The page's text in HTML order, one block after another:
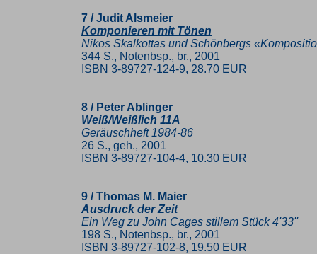
7 / Judit Alsmeier
Komponieren mit Tönen
Nikos Skalkottas und Schönbergs
344 S., Notenbsp., br., 2001
ISBN 3-89727-124-9, 28.70 EUR
8 / Peter Ablinger
Weiß/Weißlich 11A
Geräuschheft 1984-86
26 S., geh., 2001
ISBN 3-89727-104-4, 10.30 EUR
9 / Thomas M. Maier
Ausdruck der Zeit
Ein Weg zu John Cages stillem Stück 4'33''
198 S., Notenbsp., br., 2001
ISBN 3-89727-102-8, 19.50 EUR